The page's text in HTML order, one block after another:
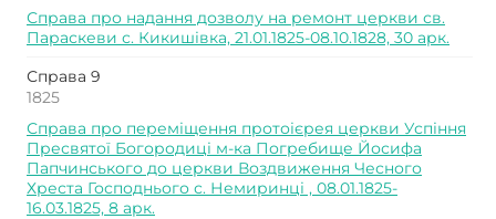
Справа про надання дозволу на ремонт церкви св.
Параскеви с. Кикишівка, 21.01.1825-08.10.1828, 30 арк.
Справа 9
1825
Справа про переміщення протоієрея церкви Успіння
Пресвятої Богородиці м-ка Погребище Йосифа
Папчинського до церкви Воздвиження Чесного
Хреста Господнього с. Немиринці , 08.01.1825-
16.03.1825, 8 арк.